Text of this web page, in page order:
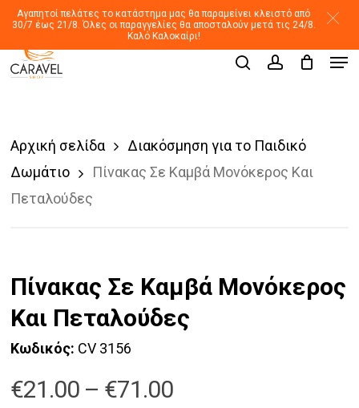
Αγαπητοί πελάτες το κατάστημα μας θα παραμείνει κλειστό από
30/7 έως 21/8. Όλες οι παραγγελίες θα αποσταλούν μετά τις 24/8.
Καλό Καλοκαίρι!
Skip
mainProducts
search
searchaccount
Αρχική σελίδα
Διακόσμηση για το Παιδικό
Δωμάτιο
Πίνακας Σε Καμβά Μονόκερος Και
Πεταλούδες
Πίνακας Σε Καμβά Μονόκερος
Και Πεταλούδες
Κωδικός: CV 3156
€21.00 – €71.00Price